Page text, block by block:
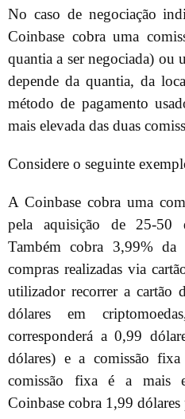
No caso de negociação
Coinbase cobra uma
quantia a ser negociada) ou
depende da quantia, da
método de pagamento
mais elevada das duas
Considere o seguinte
A Coinbase cobra uma
pela aquisição de 25-50
Também cobra 3,99% da
compras realizadas via
utilizador recorrer a cartão
dólares em
corresponderá a 0,99
dólares) e a comissão
comissão fixa é a mais
Coinbase cobra 1,99 dólares